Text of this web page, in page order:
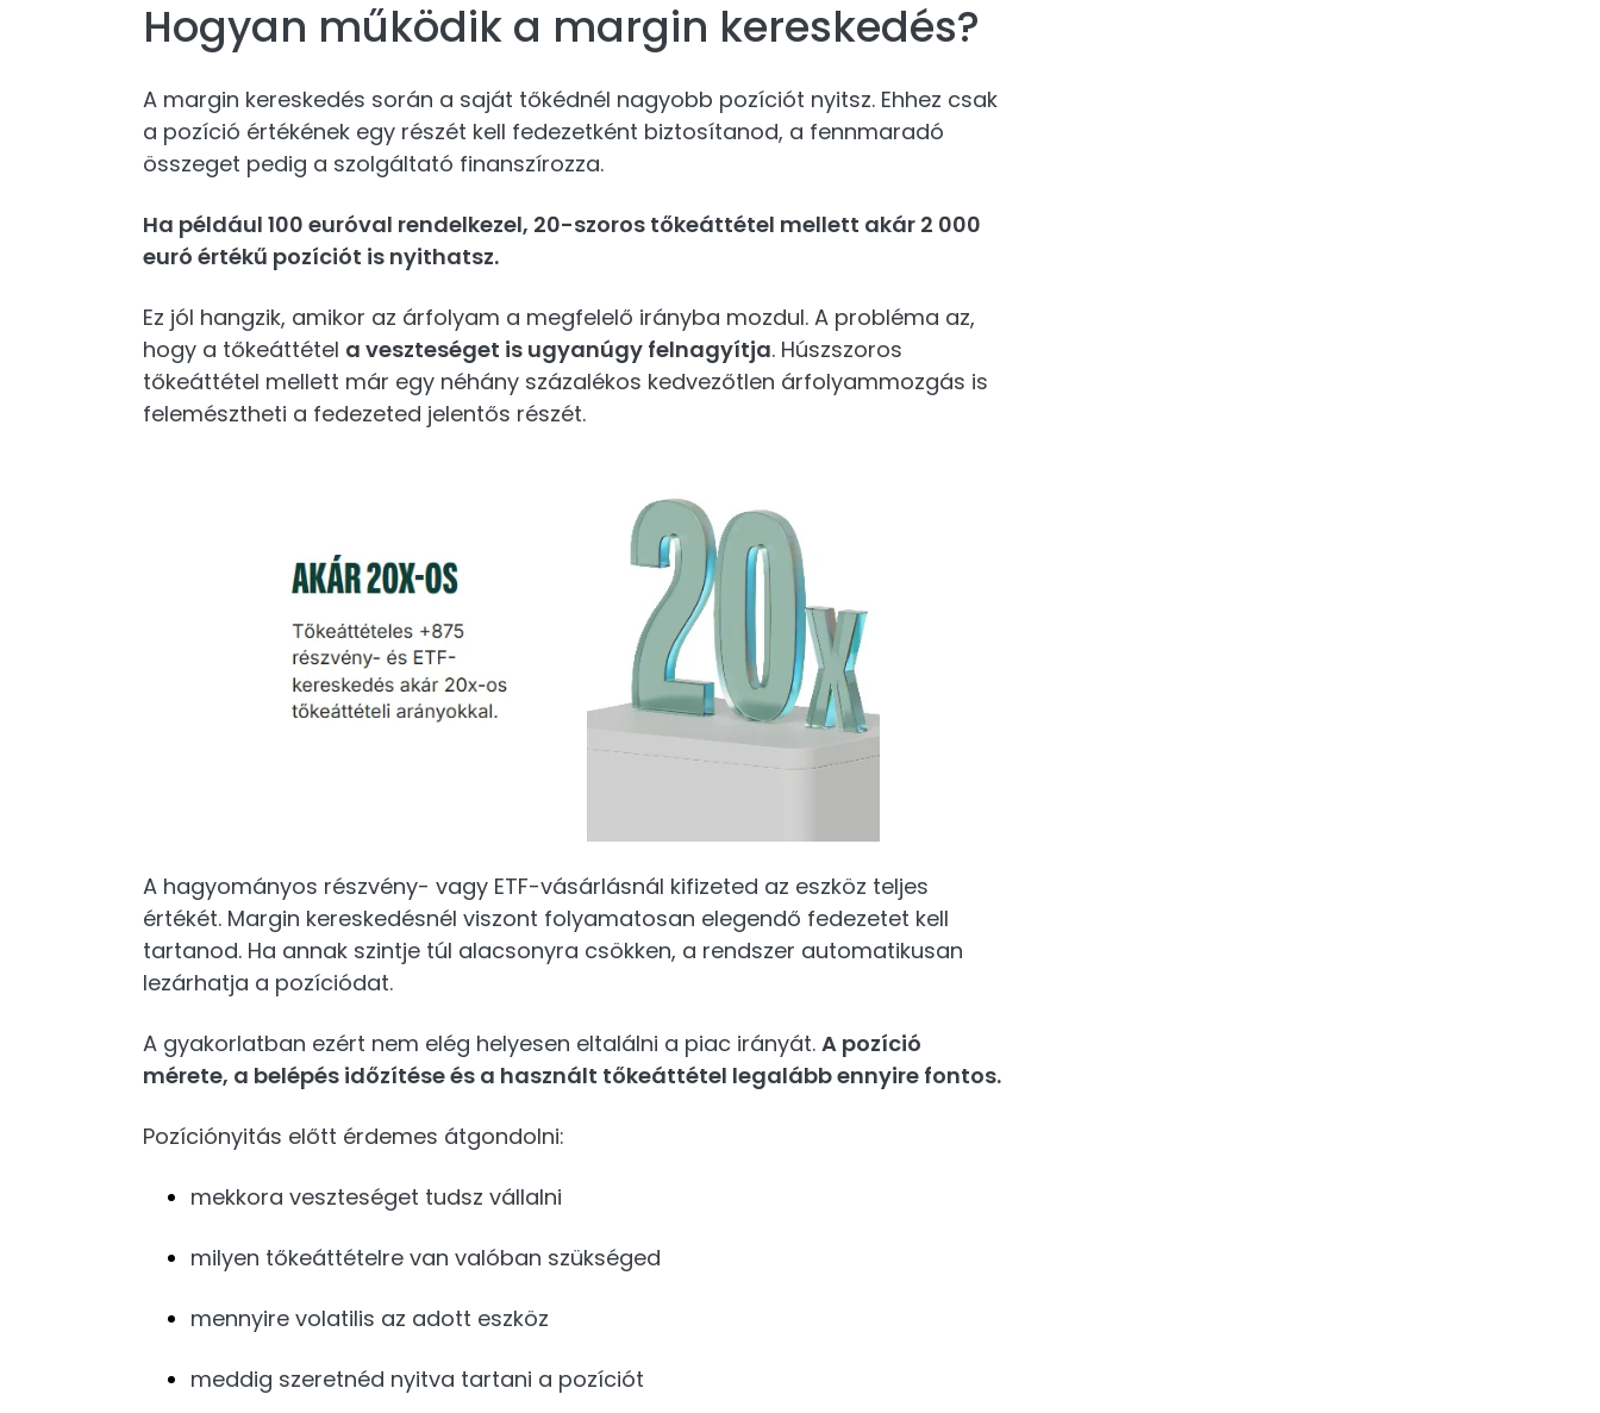
Hogyan működik a margin kereskedés?
A margin kereskedés során a saját tőkédnél nagyobb pozíciót nyitsz. Ehhez csak
a pozíció értékének egy részét kell fedezetként biztosítanod, a fennmaradó
összeget pedig a szolgáltató finanszírozza.
Ha például 100 euróval rendelkezel, 20-szoros tőkeáttétel mellett akár 2 000
euró értékű pozíciót is nyithatsz.
Ez jól hangzik, amikor az árfolyam a megfelelő irányba mozdul. A probléma az,
hogy a tőkeáttétel a veszteséget is ugyanúgy felnagyítja. Húszszoros
tőkeáttétel mellett már egy néhány százalékos kedvezőtlen árfolyammozgás is
felemésztheti a fedezeted jelentős részét.
A hagyományos részvény- vagy ETF-vásárlásnál kifizeted az eszköz teljes
értékét. Margin kereskedésnél viszont folyamatosan elegendő fedezetet kell
tartanod. Ha annak szintje túl alacsonyra csökken, a rendszer automatikusan
lezárhatja a pozíciódat.
A gyakorlatban ezért nem elég helyesen eltalálni a piac irányát. A pozíció
mérete, a belépés időzítése és a használt tőkeáttétel legalább ennyire fontos.
Pozíciónyitás előtt érdemes átgondolni:
mekkora veszteséget tudsz vállalni
milyen tőkeáttételre van valóban szükséged
mennyire volatilis az adott eszköz
meddig szeretnéd nyitva tartani a pozíciót